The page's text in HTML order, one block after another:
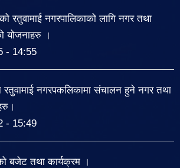
नगरपालिकाको लागि नगर तथा
योजनाहरु ।
- 14:55
नगरपकलिकामा संचालन हुने नगर तथा
- 15:49
बजेट तथा कार्यक्रम ।